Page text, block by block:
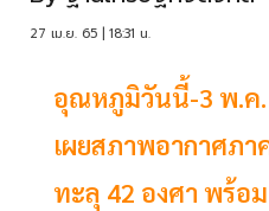
27 เม.ย. 65 | 18:31 น.
อุณหภูมิวันนี้-3 พ.ค
เผยสภาพอากาศภ
ทะลุ 42 องศา พร้อ